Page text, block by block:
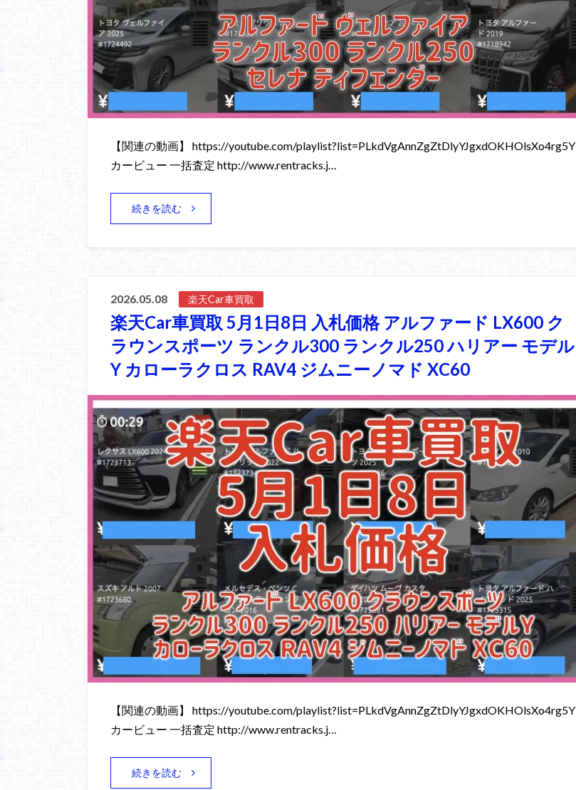
【関連の動画】 https://youtube.com/playlist?list=PLkdVgAnnZgZtDlyYJgxdOKHOlsXo4rg5Y
カービュー 一括査定 http://www.rentracks.j…
続きを読む
2026.05.08 楽天Car車買取
楽天Car車買取 5月1日8日 入札価格 アルファード LX600 ク
ラウンスポーツ ランクル300 ランクル250 ハリアー モデル
Y カローラクロス RAV4 ジムニーノマド XC60
【関連の動画】 https://youtube.com/playlist?list=PLkdVgAnnZgZtDlyYJgxdOKHOlsXo4rg5Y
カービュー 一括査定 http://www.rentracks.j…
続きを読む